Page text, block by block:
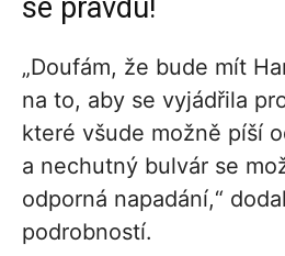
se pravdu!
„Doufám, že bude mít
na to, aby se vyjádřila
které všude možně píší
a nechutný bulvár se
odporná napadání,“
podrobností.